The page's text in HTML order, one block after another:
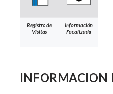
Registro de
Visitas
Información
Focalizada
INFORMACION